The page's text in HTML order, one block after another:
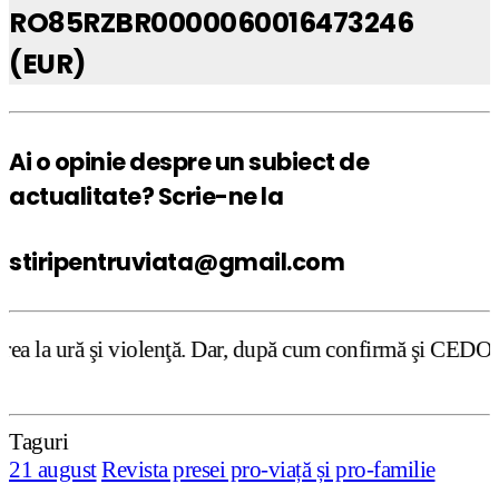
RO85RZBR0000060016473246
(EUR)
Ai o opinie despre un subiect de
actualitate? Scrie-ne la
stiripentruviata@gmail.com
Dar, după cum confirmă şi CEDO în cazul
Taguri
21 augustRevista presei pro-viață și pro-familie